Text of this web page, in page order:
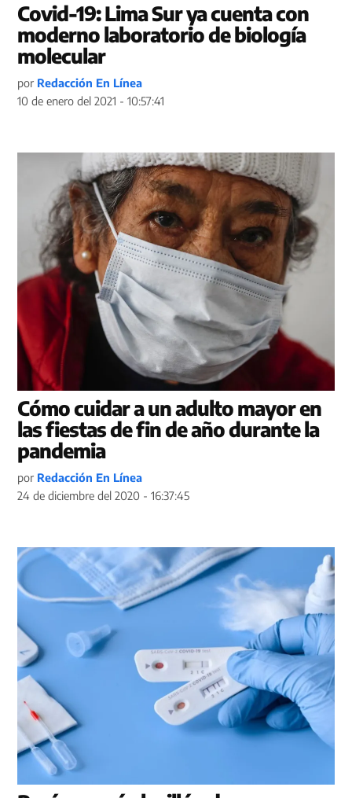
Covid-19: Lima Sur ya cuenta con
moderno laboratorio de biología
molecular
por Redacción En Línea
10 de enero del 2021 - 10:57:41
Cómo cuidar a un adulto mayor en
las fiestas de fin de año durante la
pandemia
por Redacción En Línea
24 de diciembre del 2020 - 16:37:45